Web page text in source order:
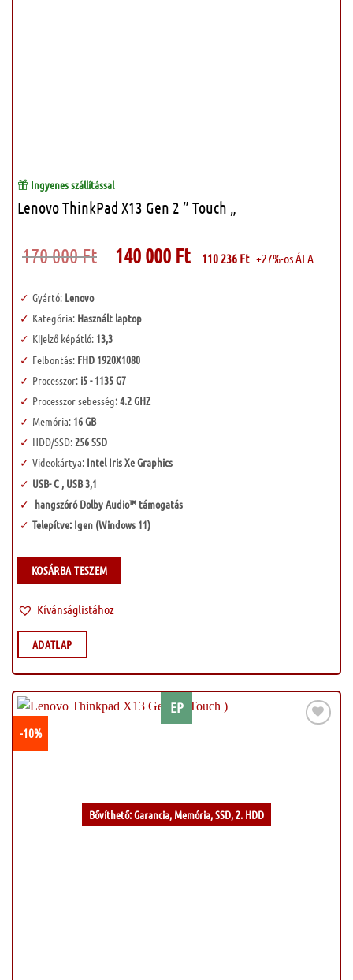
Ingyenes szállítással
Lenovo ThinkPad X13 Gen 2 ” Touch „
170 000Ft Original
price
140 000 Ft price
110 236 Ft +27%-os ÁFA
Gyártó:Lenovo
Kategória: Használt laptop
Kijelző képátló: 13,3
Felbontás: FHD 1920X1080
Processzor:i5 - 1135 G7
Processzor sebesség: 4.2 GHZ
Memória:16 GB
HDD/SSD:256 SSD
Videokártya:Intel Iris Xe Graphics
USB- C , USB 3,1
hangszóró Dolby Audio™ támogatás
Telepítve: Igen (Windows 11)
KOSÁRBA TESZEM
Kívánságlistához
ADATLAP
EP
Bővíthető: Garancia, Memória, SSD, 2. HDD
-10%